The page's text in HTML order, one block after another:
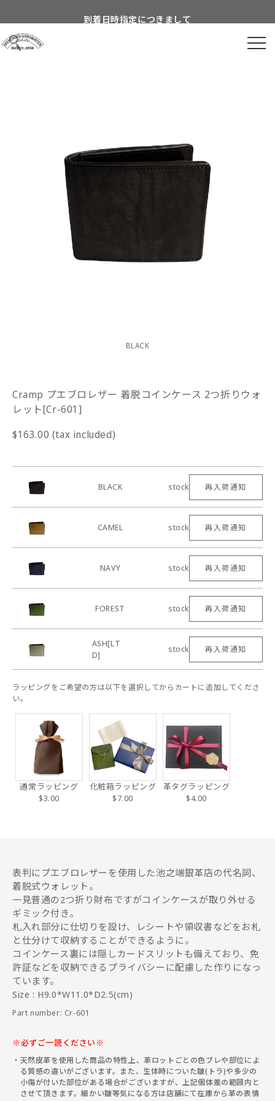
BLACK
Cramp プエブロレザー 着脱コインケース 2つ折りウォ
レット[Cr-601]
$163.00 (tax included)
BLACK stock 再入荷通知
CAMEL stock 再入荷通知
NAVY stock 再入荷通知
FOREST stock 再入荷通知
ASH[LT
D]
stock 再入荷通知
ラッピングをご希望の方は以下を選択してからカートに追加してくださ
い。
通常ラッピング
$3.00
化粧箱ラッピング
$7.00
革タグラッピング
$4.00
表判にプエブロレザーを使用した池之端銀革店の代名詞、
着脱式ウォレット。
一見普通の2つ折り財布ですがコインケースが取り外せる
ギミック付き。
札入れ部分に仕切りを設け、レシートや領収書などをお札
と仕分けて収納することができるように。
コインケース裏には隠しカードスリットも備えており、免
許証などを収納できるプライバシーに配慮した作りになっ
ています。
Size : H9.0*W11.0*D2.5(cm)
Part number: Cr-601
※必ずご一読ください※
天然皮革を使用した商品の特性上、革ロットごとの色ブレや部位によ
る質感の違いがございます。また、生体時についた皺(トラ)や多少の
小傷が付いた部位がある場合がございますが、上記個体差の範囲内と
させて頂きます。細かい皺等気になる方は店舗にて在庫から革の表情